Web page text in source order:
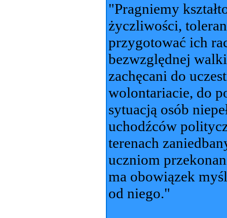
"Pragniemy
życzliwości,
przygotować ich
bezwzględnej
zachęcani do
wolontariacie, do
sytuacją osób
uchodźców
terenach
uczniom
ma obowiązek
od niego."